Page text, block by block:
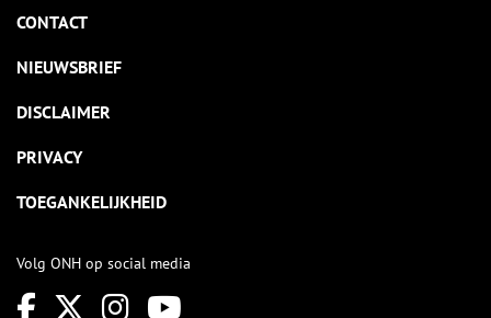
CONTACT
NIEUWSBRIEF
DISCLAIMER
PRIVACY
TOEGANKELIJKHEID
Volg ONH op social media